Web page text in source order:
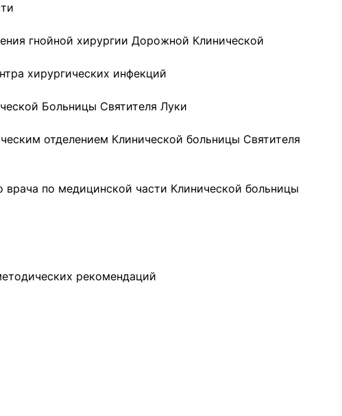
гнойной хирургии Дорожной Клинической
хирургических инфекций
Больницы Святителя Луки
отделением Клинической больницы Святителя
врача по медицинской части Клинической больницы
рекомендаций